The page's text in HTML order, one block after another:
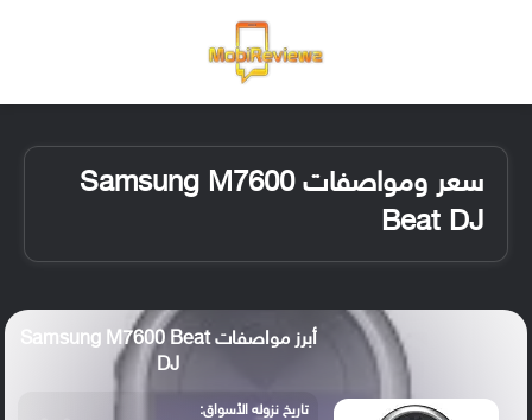
سعر ومواصفات Samsung M7600
Beat DJ
أبرز مواصفات Samsung M7600 Beat
DJ
تاريخ نزوله الأسواق: